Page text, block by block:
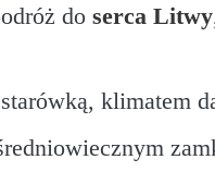
doserca Litwy
klimatem